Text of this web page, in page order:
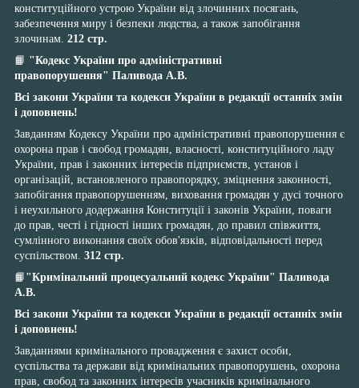
конституційного устрою України від злочинних посягань,
забезпечення миру і безпеки людства, а також запобігання
злочинам. 212 стр.
📙 "Кодекс України про адміністративні
правопорушення" Паливода А.В.
Всі закони України та кодекси України в редакції останніх змін
і доповнень!
Завданням Кодексу України про адміністративні правопорушення є
охорона прав і свобод громадян, власності, конституційного ладу
України, прав і законних інтересів підприємств, установ і
організацій, встановленого правопорядку, зміцнення законності,
запобігання правопорушенням, виховання громадян у дусі точного
і неухильного додержання Конституції і законів України, поваги
до прав, честі і гідності інших громадян, до правил співжиття,
сумлінного виконання своїх обов'язків, відповідальності перед
суспільством. 312 стр.
📙 "Кримінальний процесуальний кодекс України" Паливода
А.В.
Всі закони України та кодекси України в редакції останніх змін
і доповнень!
Завданнями кримінального провадження є захист особи,
суспільства та держави від кримінальних правопорушень, охорона
прав, свобод та законних інтересів учасників кримінального